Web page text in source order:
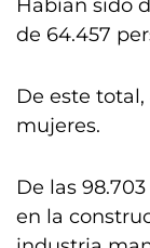
Habían sido
de 64.457
De este total,
mujeres.
De las
en la